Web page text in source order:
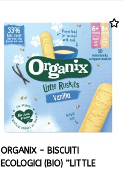
ORGANIX - BISCUITI
ECOLOGICI (BIO) ”LITTLE